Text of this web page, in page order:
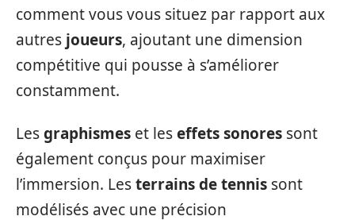
comment vous vous situez par rapport aux
autres joueurs, ajoutant une dimension
compétitive qui pousse à s’améliorer
constamment.
Lesgraphismes et leseffets sonores sont
également conçus pour maximiser
l’immersion. Lesterrains de tennis sont
modélisés avec une précision